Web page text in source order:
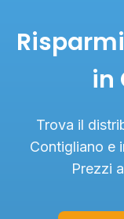
in
Trova il
Contigliano e
Prezzi